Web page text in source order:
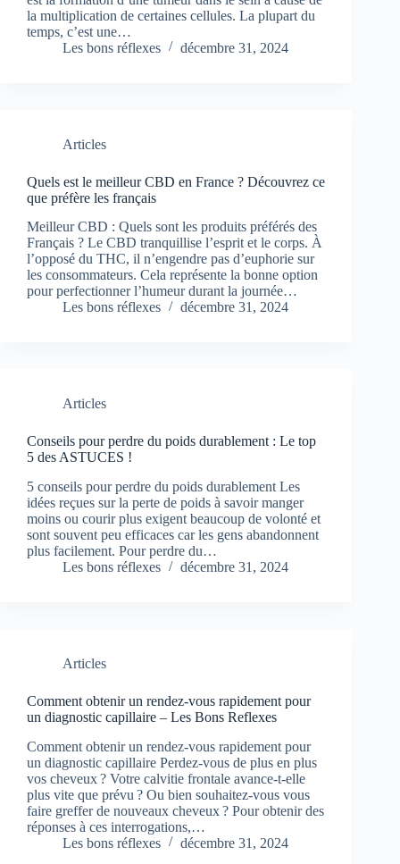
la multiplication de certaines cellules. La plupart du
temps, c’est une…
Les bons réflexes
décembre 31, 2024
Articles
Quels est le meilleur CBD en France ? Découvrez ce
que préfère les français
Meilleur CBD : Quels sont les produits préférés des
Français ? Le CBD tranquillise l’esprit et le corps. À
l’opposé du THC, il n’engendre pas d’euphorie sur
les consommateurs. Cela représente la bonne option
pour perfectionner l’humeur durant la journée…
Les bons réflexes
décembre 31, 2024
Articles
Conseils pour perdre du poids durablement : Le top
5 des ASTUCES !
5 conseils pour perdre du poids durablement Les
idées reçues sur la perte de poids à savoir manger
moins ou courir plus exigent beaucoup de volonté et
sont souvent peu efficaces car les gens abandonnent
plus facilement. Pour perdre du…
Les bons réflexes
décembre 31, 2024
Articles
Comment obtenir un rendez-vous rapidement pour
un diagnostic capillaire – Les Bons Reflexes
Comment obtenir un rendez-vous rapidement pour
un diagnostic capillaire Perdez-vous de plus en plus
vos cheveux ? Votre calvitie frontale avance-t-elle
plus vite que prévu ? Ou bien souhaitez-vous vous
faire greffer de nouveaux cheveux ? Pour obtenir des
réponses à ces interrogations,…
Les bons réflexes
décembre 31, 2024